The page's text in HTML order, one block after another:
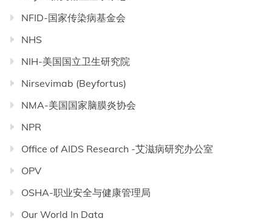
NFID-国家传染病基金会
NHS
NIH-美国国立卫生研究院
Nirsevimab (Beyfortus)
NMA-美国国家脑膜炎协会
NPR
Office of AIDS Research -艾滋病研究办公室
OPV
OSHA-职业安全与健康管理局
Our World In Data